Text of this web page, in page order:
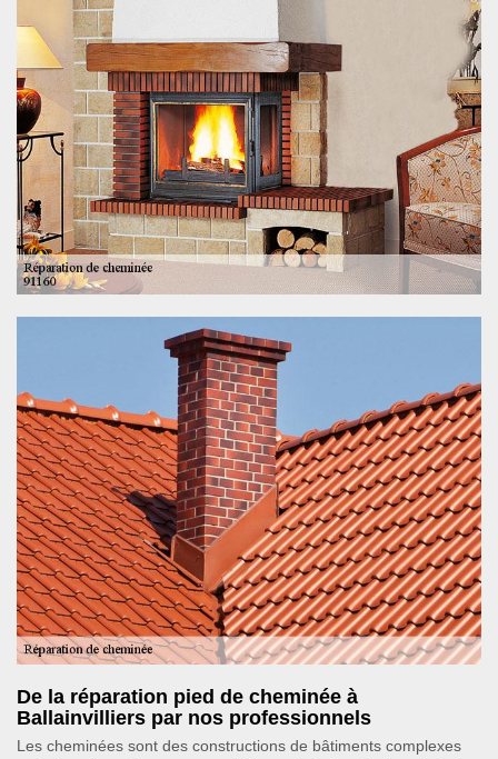
De la réparation pied de cheminée à
Ballainvilliers par nos professionnels
Les cheminées sont des constructions de bâtiments complexes